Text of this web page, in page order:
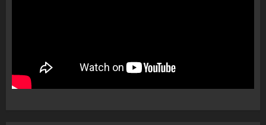
1
“bosen” Joana Nano për
abuzim me fondet publike dhe
pasuri të pajustifikuar